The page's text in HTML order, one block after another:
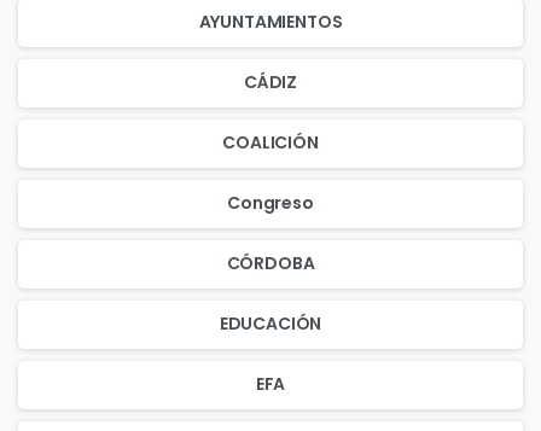
AYUNTAMIENTOS
CÁDIZ
COALICIÓN
Congreso
CÓRDOBA
EDUCACIÓN
EFA